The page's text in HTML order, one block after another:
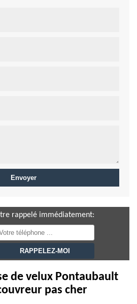
rappelé immédiatement:
de velux Pontaubault
pas cher